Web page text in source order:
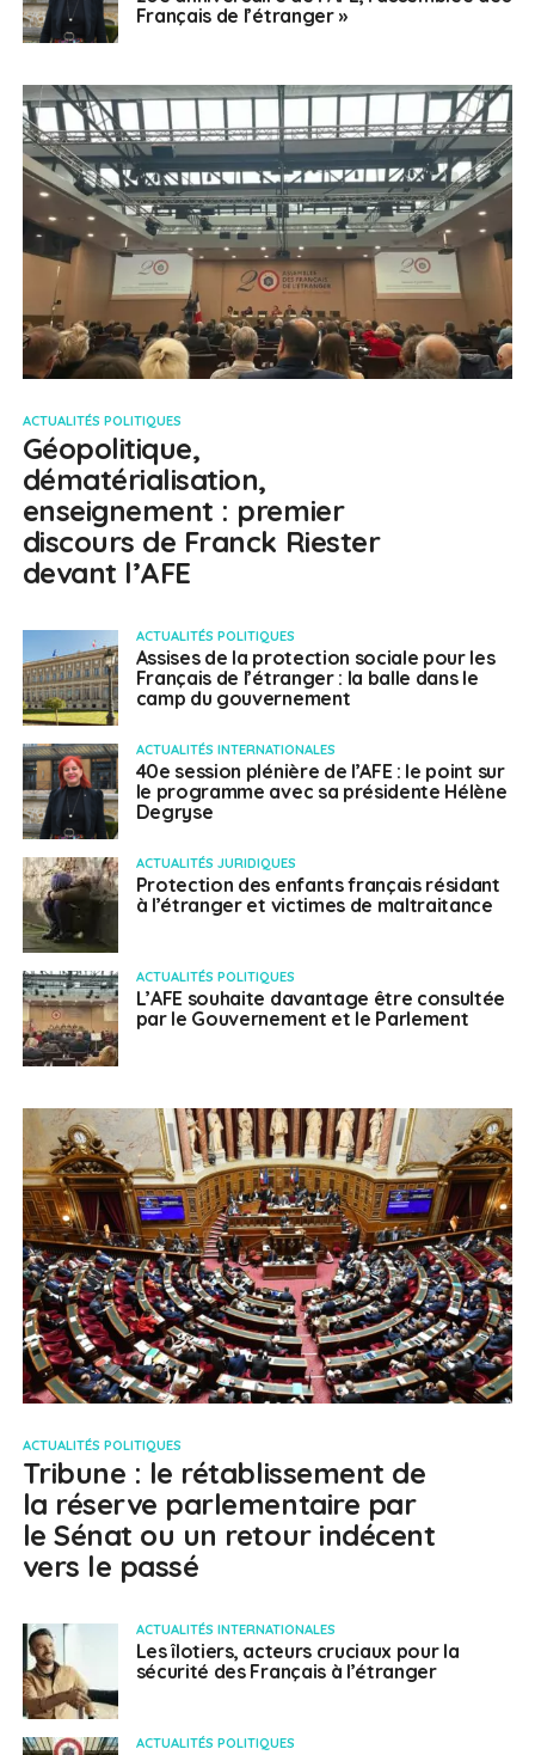
Français de l’étranger »
ACTUALITÉS POLITIQUES
Géopolitique,
dématérialisation,
enseignement : premier
discours de Franck Riester
devant l’AFE
ACTUALITÉS POLITIQUES
Assises de la protection sociale pour les
Français de l’étranger : la balle dans le
camp du gouvernement
ACTUALITÉS INTERNATIONALES
40e session plénière de l’AFE : le point sur
le programme avec sa présidente Hélène
Degryse
ACTUALITÉS JURIDIQUES
Protection des enfants français résidant
à l’étranger et victimes de maltraitance
ACTUALITÉS POLITIQUES
L’AFE souhaite davantage être consultée
par le Gouvernement et le Parlement
ACTUALITÉS POLITIQUES
Tribune : le rétablissement de
la réserve parlementaire par
le Sénat ou un retour indécent
vers le passé
ACTUALITÉS INTERNATIONALES
Les îlotiers, acteurs cruciaux pour la
sécurité des Français à l’étranger
ACTUALITÉS POLITIQUES